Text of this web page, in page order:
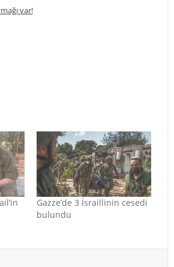
var!
Gazze’de 3 İsraillinin cesedi
bulundu